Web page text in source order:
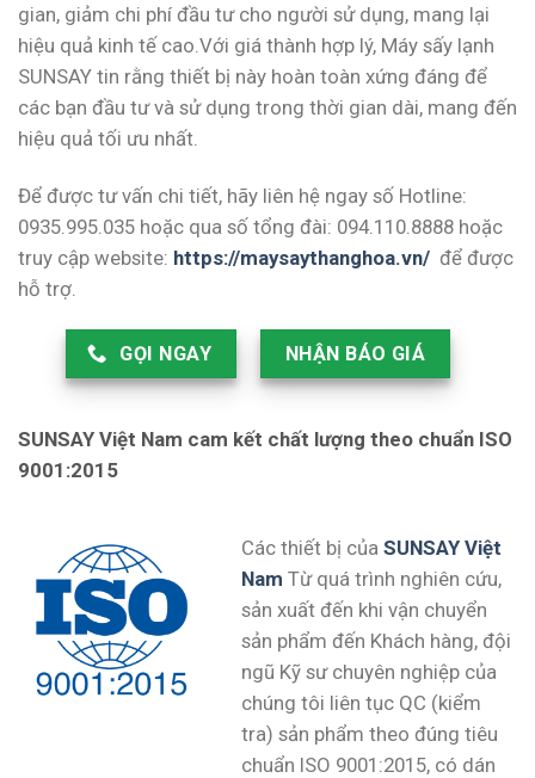
gian, giảm chi phí đầu tư cho người sử dụng, mang lại
hiệu quả kinh tế cao.Với giá thành hợp lý, Máy sấy lạnh
SUNSAY tin rằng thiết bị này hoàn toàn xứng đáng để
các bạn đầu tư và sử dụng trong thời gian dài, mang đến
hiệu quả tối ưu nhất.
Để được tư vấn chi tiết, hãy liên hệ ngay số Hotline:
0935.995.035 hoặc qua số tổng đài: 094.110.8888 hoặc
truy cập website: https://maysaythanghoa.vn/ để được
hỗ trợ.
GỌI NGAY NHẬN BÁO GIÁ
SUNSAY Việt Nam cam kết chất lượng theo chuẩn ISO
9001:2015
Các thiết bị của SUNSAY Việt
Nam Từ quá trình nghiên cứu,
sản xuất đến khi vận chuyển
sản phẩm đến Khách hàng, đội
ngũ Kỹ sư chuyên nghiệp của
chúng tôi liên tục QC (kiểm
tra) sản phẩm theo đúng tiêu
chuẩn ISO 9001:2015, có dán